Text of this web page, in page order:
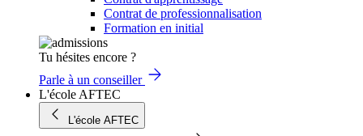
Contrat de professionnalisation
Formation en initial
Tu hésites encore ?
Parle à un conseiller
L'école AFTEC
L'école AFTEC